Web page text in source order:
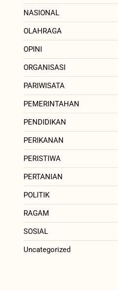
NASIONAL
OLAHRAGA
OPINI
ORGANISASI
PARIWISATA
PEMERINTAHAN
PENDIDIKAN
PERIKANAN
PERISTIWA
PERTANIAN
POLITIK
RAGAM
SOSIAL
Uncategorized